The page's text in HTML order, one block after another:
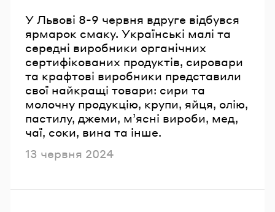
У Львові 8-9 червня вдруге відбувся
ярмарок смаку. Українські малі та
середні виробники органічних
сертифікованих продуктів, сировари
та крафтові виробники представили
свої найкращі товари: сири та
молочну продукцію, крупи, яйця, олію,
пастилу, джеми, м’ясні вироби, мед,
чаї, соки, вина та інше.
Опубліковано
13 червня 2024